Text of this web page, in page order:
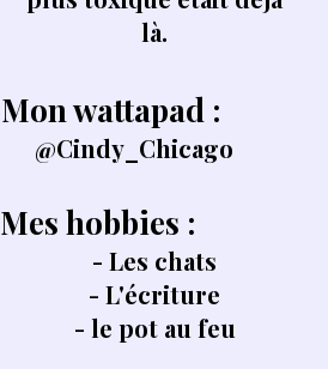
là.​
Mes hobbies :
- Les chats
- L'écriture
- le pot au feu
Mon wattapad :
@Cindy_Chicago